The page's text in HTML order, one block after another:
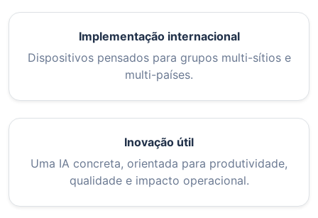
Implementação internacional
Dispositivos pensados para grupos multi-sítios e
multi-países.
Inovação útil
Uma IA concreta, orientada para produtividade,
qualidade e impacto operacional.